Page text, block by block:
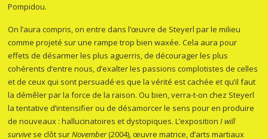
Pompidou.
On l’aura compris, on entre dans l’œuvre de Steyerl par le milieu
comme projeté sur une rampe trop bien waxée. Cela aura pour
effets de désarmer les plus aguerris, de décourager les plus
cohérents d’entre nous, d’exalter les passions complotistes de celles
et de ceux qui sont persuadé·es que la vérité est cachée et qu’il faut
la démêler par la force de la raison. Ou bien, verra-t-on chez Steyerl
la tentative d’intensifier ou de désamorcer le sens pour en produire
de nouveaux : hallucinatoires et dystopiques. L’expositionI will
survive se clôt surNovember(2004), œuvre matrice, d’arts martiaux